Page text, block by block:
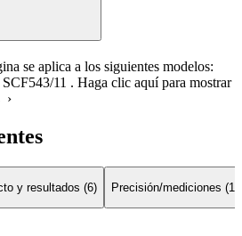
se aplica a los siguientes modelos:
SCF543/11 . Haga clic aquí para mostrar
›
y resultados (6) Precisión/mediciones (1)